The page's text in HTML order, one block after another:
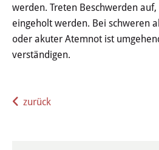
werden. Treten Beschwerden
eingeholt werden. Bei schweren
oder akuter Atemnot ist
verständigen.
zurück
Über Heusenstamm
Zahlen, Daten und Fakten
Patenschaften